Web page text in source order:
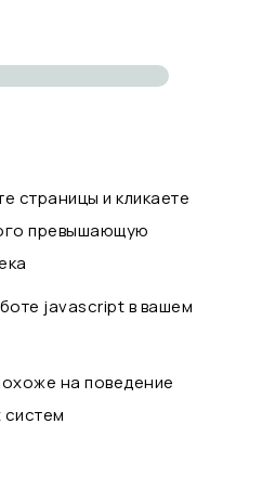
страницы и кликаете
превышающую
javascript в вашем
на поведение